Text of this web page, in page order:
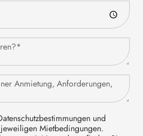
und
Mietbedingungen.